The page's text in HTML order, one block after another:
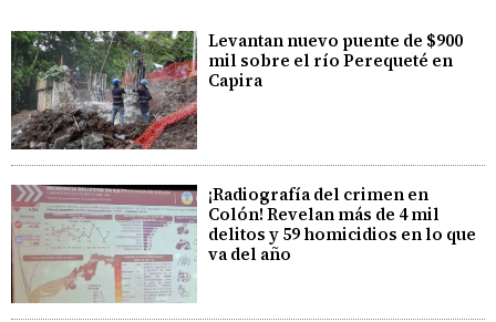
Levantan nuevo puente de $900
mil sobre el río Perequeté en
Capira
¡Radiografía del crimen en
Colón! Revelan más de 4 mil
delitos y 59 homicidios en lo que
va del año